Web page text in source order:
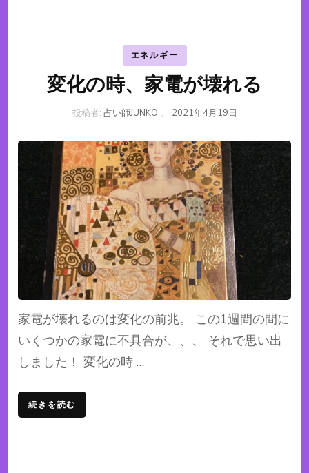
エネルギー
変化の時、家電が壊れる
投稿者: 占い師JUNKO 、 2021年4月19日
家電が壊れるのは変化の前兆。 この1週間の間に
いくつかの家電に不具合が、、、 それで思い出
しました！ 変化の時 …
続きを読む